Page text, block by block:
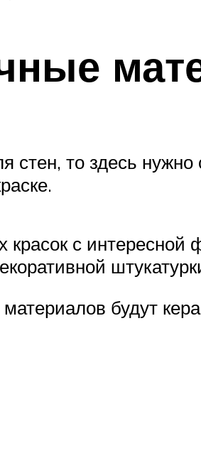
то здесь
красок с
будут